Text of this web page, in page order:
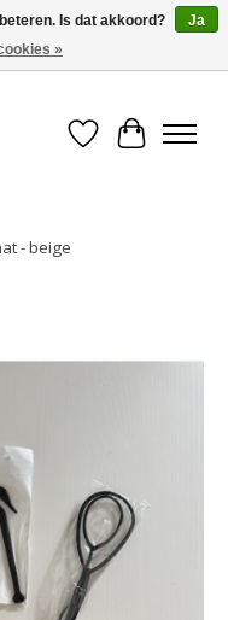
Verlanglijst
- beige
Items
Is dat akkoord?
Ja
»